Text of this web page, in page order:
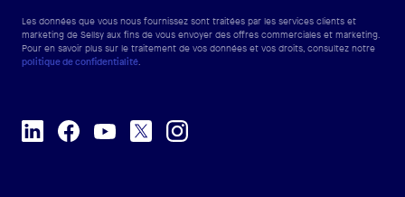
Les données que vous nous fournissez sont traitées par les services clients et
marketing de Sellsy aux fins de vous envoyer des offres commerciales et marketing.
Pour en savoir plus sur le traitement de vos données et vos droits, consultez notre
politique de confidentialité.